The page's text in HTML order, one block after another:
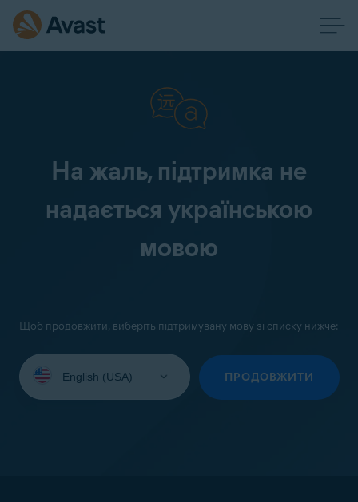
На жаль, підтримка не
надається українською
мовою
Щоб продовжити, виберіть підтримувану мову зі списку нижче:
your
ПРОДОВЖИТИ